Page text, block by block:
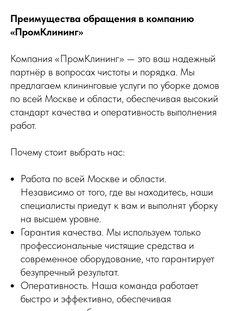
Преимущества обращения в компанию
«ПромКлининг»
Компания «ПромКлининг» — это ваш надежный
партнёр в вопросах чистоты и порядка. Мы
предлагаем клининговые услуги по уборке домов
по всей Москве и области, обеспечивая высокий
стандарт качества и оперативность выполнения
работ.
Почему стоит выбрать нас:
Работа по всей Москве и области.
Независимо от того, где вы находитесь, наши
специалисты приедут к вам и выполнят уборку
на высшем уровне.
Гарантия качества. Мы используем только
профессиональные чистящие средства и
современное оборудование, что гарантирует
безупречный результат.
Оперативность. Наша команда работает
быстро и эффективно, обеспечивая